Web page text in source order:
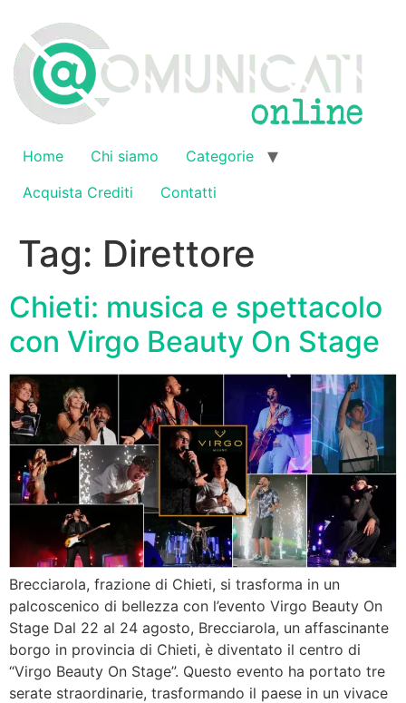
contenuto
Home Chi siamo
Categorie
Acquista Crediti
Contatti
Tag: Direttore
Chieti: musica e spettacolo
con Virgo Beauty On Stage
Brecciarola, frazione di Chieti, si trasforma in un
palcoscenico di bellezza con l’evento Virgo Beauty On
Stage Dal 22 al 24 agosto, Brecciarola, un affascinante
borgo in provincia di Chieti, è diventato il centro di
“Virgo Beauty On Stage”. Questo evento ha portato tre
serate straordinarie, trasformando il paese in un vivace